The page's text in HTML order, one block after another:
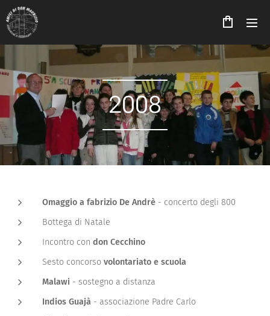
2008
Omaggio a fabrizio De Andrè - concerto degli 800
Bottega di Natale
Incontro con don Cecchino
Sesto concorso volontariato e scuola
Malawi - sostegno a distanza
Indios Guajà - associazione Padre Carlo